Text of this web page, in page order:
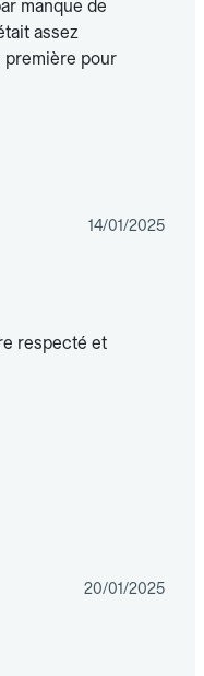
manque de
assez
première pour
14/01/2025
respecté et
20/01/2025